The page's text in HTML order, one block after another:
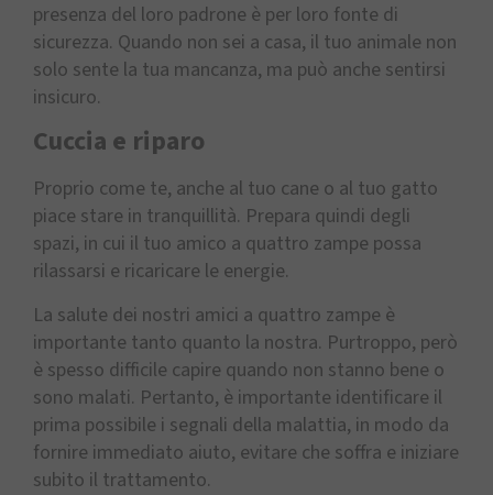
presenza del loro padrone è per loro fonte di
sicurezza. Quando non sei a casa, il tuo animale non
solo sente la tua mancanza, ma può anche sentirsi
insicuro.
Cuccia e riparo
Proprio come te, anche al tuo cane o al tuo gatto
piace stare in tranquillità. Prepara quindi degli
spazi, in cui il tuo amico a quattro zampe possa
rilassarsi e ricaricare le energie.
La salute dei nostri amici a quattro zampe è
importante tanto quanto la nostra. Purtroppo, però
è spesso difficile capire quando non stanno bene o
sono malati. Pertanto, è importante identificare il
prima possibile i segnali della malattia, in modo da
fornire immediato aiuto, evitare che soffra e iniziare
subito il trattamento.